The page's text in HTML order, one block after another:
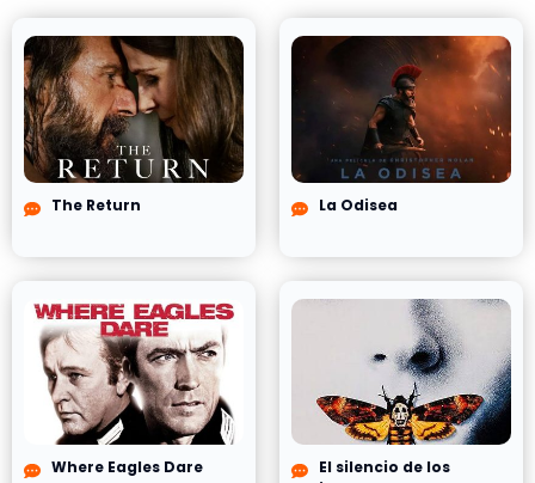
The Return La Odisea
Where Eagles Dare
El silencio de los